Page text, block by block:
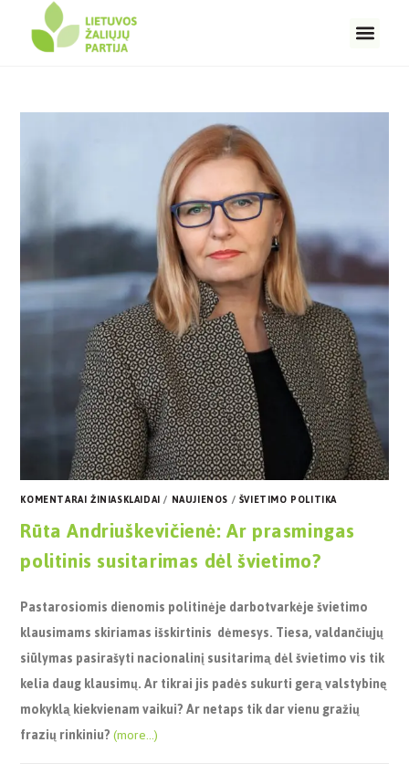
KOMENTARAI ŽINIASKLAIDAI/ NAUJIENOS/ŠVIETIMO POLITIKA
Rūta Andriuškevičienė: Ar prasmingas
politinis susitarimas dėl švietimo?
Pastarosiomis dienomis politinėje darbotvarkėje švietimo
klausimams skiriamas išskirtinis dėmesys. Tiesa, valdančiųjų
siūlymas pasirašyti nacionalinį susitarimą dėl švietimo vis tik
kelia daug klausimų. Ar tikrai jis padės sukurti gerą valstybinę
mokyklą kiekvienam vaikui? Ar netaps tik dar vienu gražių
frazių rinkiniu?(more…)